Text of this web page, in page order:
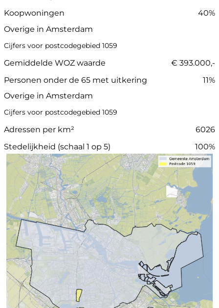
Koopwoningen
40%
Overige in Amsterdam
Cijfers voor postcodegebied 1059
Gemiddelde WOZ waarde
€ 393.000,-
Personen onder de 65 met uitkering
11%
Overige in Amsterdam
Cijfers voor postcodegebied 1059
Adressen per km²
6026
Stedelijkheid (schaal 1 op 5)
100%